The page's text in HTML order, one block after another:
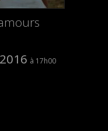
17h00